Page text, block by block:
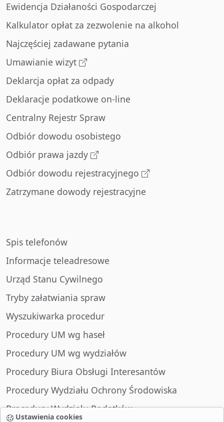
Ustawienia cookies
Ewidencja Działaności Gospodarczej
Kalkulator opłat za zezwolenie na alkohol
Najczęściej zadawane pytania
Umawianie wizyt
Deklarcja opłat za odpady
Deklaracje podatkowe on-line
Centralny Rejestr Spraw
Odbiór dowodu osobistego
Odbiór prawa jazdy
Odbiór dowodu rejestracyjnego
Zatrzymane dowody rejestracyjne
Spis telefonów
Informacje teleadresowe
Urząd Stanu Cywilnego
Tryby załatwiania spraw
Wyszukiwarka procedur
Procedury UM wg haseł
Procedury UM wg wydziałów
Procedury Biura Obsługi Interesantów
Procedury Wydziału Ochrony Środowiska
Procedury Wydziału Podatków